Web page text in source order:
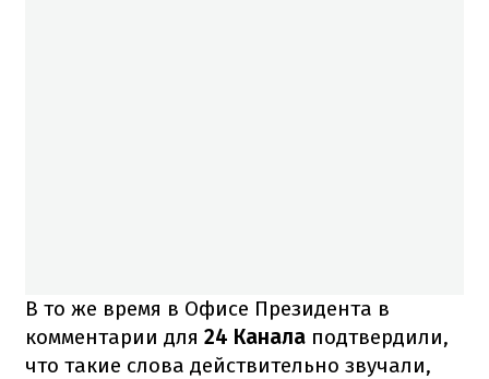
В то же время в Офисе Президента в
комментарии для 24 Канала подтвердили,
что такие слова действительно звучали,